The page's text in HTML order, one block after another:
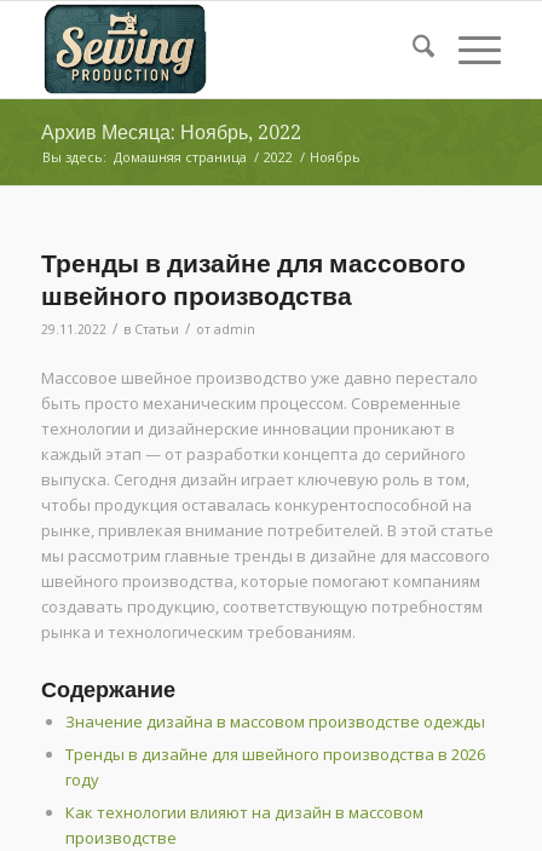
Архив Месяца: Ноябрь, 2022
Вы здесь: Домашняя страница / 2022 / Ноябрь
Тренды в дизайне для массового
швейного производства
29.11.2022 / в Статьи / от admin
Массовое швейное производство уже давно перестало
быть просто механическим процессом. Современные
технологии и дизайнерские инновации проникают в
каждый этап — от разработки концепта до серийного
выпуска. Сегодня дизайн играет ключевую роль в том,
чтобы продукция оставалась конкурентоспособной на
рынке, привлекая внимание потребителей. В этой статье
мы рассмотрим главные тренды в дизайне для массового
швейного производства, которые помогают компаниям
создавать продукцию, соответствующую потребностям
рынка и технологическим требованиям.
Содержание
Значение дизайна в массовом производстве одежды
Тренды в дизайне для швейного производства в 2026
году
Как технологии влияют на дизайн в массовом
производстве